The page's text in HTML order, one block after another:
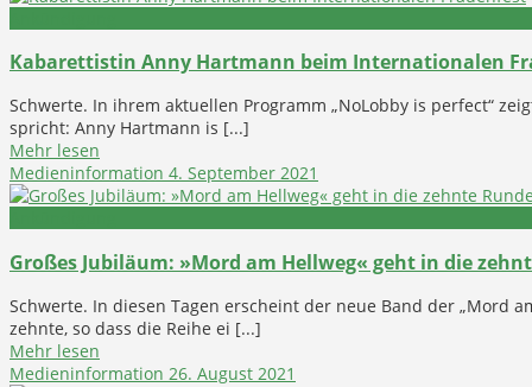
Kabarettistin Anny Hartmann beim Internationalen
Schwerte. In ihrem aktuellen Programm „NoLobby is perfect“
spricht: Anny Hartmann is [...]
Mehr lesen
Medieninformation 4. September 2021
Großes Jubiläum: »Mord am Hellweg« geht in die
Schwerte. In diesen Tagen erscheint der neue Band der „Mord
zehnte, so dass die Reihe ei [...]
Mehr lesen
Medieninformation 26. August 2021